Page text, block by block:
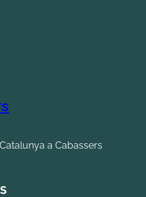
a Cabassers